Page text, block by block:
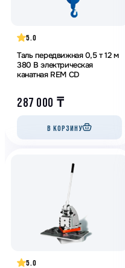
5.0
Таль передвижная 0,5 т 12 м
380 В электрическая
канатная REM CD
287 000 ₸
В КОРЗИНУ
5.0